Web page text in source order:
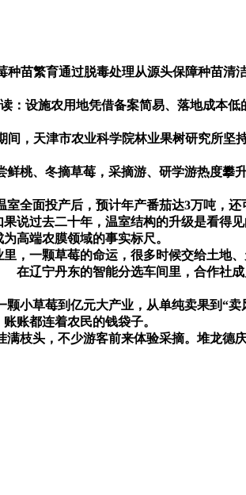
种苗繁育通过脱毒处理从源头保障种苗清
：设施农用地凭借备案简易、落地成本
间，天津市农业科学院林业果树研究所坚
鲜桃、冬摘草莓，采摘游、研学游热度攀
室全面投产后，预计年产番茄达3万吨，
果说过去二十年，温室结构的升级是看得
高端农膜领域的事实标尺。
，一颗草莓的命运，很多时候交给土地
辽宁丹东的智能分选车间里，合作社
颗小草莓到亿元大产业，从单纯卖果到“
账都连着农民的钱袋子。
满枝头，不少游客前来体验采摘。堆龙德